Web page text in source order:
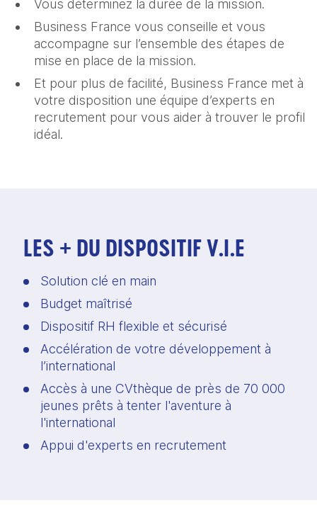
Vous déterminez la durée de la mission.
Business France vous conseille et vous
accompagne sur l’ensemble des étapes de
mise en place de la mission.
Et pour plus de facilité, Business France met à
votre disposition une équipe d’experts en
recrutement pour vous aider à trouver le profil
idéal.
LES + DU DISPOSITIF V.I.E
Solution clé en main
Budget maîtrisé
Dispositif RH flexible et sécurisé
Accélération de votre développement à
l’international
Accès à une CVthèque de près de 70 000
jeunes prêts à tenter l'aventure à
l'international
Appui d'experts en recrutement